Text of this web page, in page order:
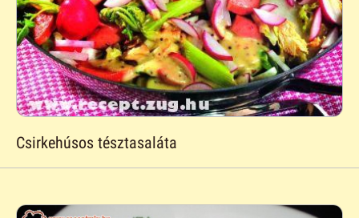
Csirkehúsos tésztasaláta